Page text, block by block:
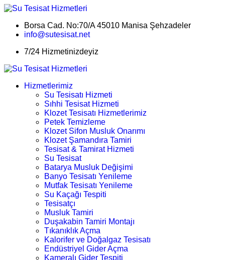
Borsa Cad. No:70/A 45010 Manisa Şehzadeler
info@sutesisat.net
7/24 Hizmetinizdeyiz
Hizmetlerimiz
Su Tesisatı Hizmeti
Sıhhi Tesisat Hizmeti
Klozet Tesisatı Hizmetlerimiz
Petek Temizleme
Klozet Sifon Musluk Onarımı
Klozet Şamandıra Tamiri
Tesisat & Tamirat Hizmeti
Su Tesisat
Batarya Musluk Değişimi
Banyo Tesisatı Yenileme
Mutfak Tesisatı Yenileme
Su Kaçağı Tespiti
Tesisatçı
Musluk Tamiri
Duşakabin Tamiri Montajı
Tıkanıklık Açma
Kalorifer ve Doğalgaz Tesisatı
Endüstriyel Gider Açma
Kameralı Gider Tespiti